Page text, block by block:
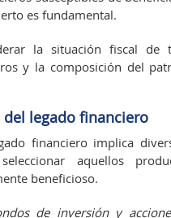
es fundamental.
la situación fiscal de
y la composición del
legado financiero
financiero implica
aquellos
beneficioso.
de inversión y